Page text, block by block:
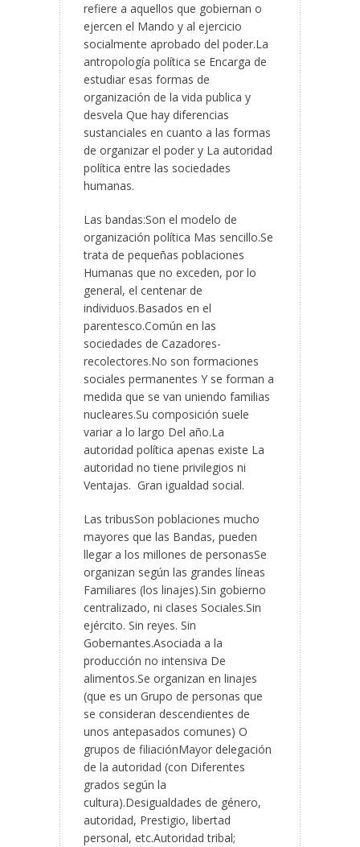
refiere a aquellos que gobiernan o
ejercen el Mando y al ejercicio
socialmente aprobado del poder.La
antropología política se Encarga de
estudiar esas formas de
organización de la vida publica y
desvela Que hay diferencias
sustanciales en cuanto a las formas
de organizar el poder y La autoridad
política entre las sociedades
humanas.
Las bandas:Son el modelo de
organización política Mas sencillo.Se
trata de pequeñas poblaciones
Humanas que no exceden, por lo
general, el centenar de
individuos.Basados en el
parentesco.Común en las
sociedades de Cazadores-
recolectores.No son formaciones
sociales permanentes Y se forman a
medida que se van uniendo familias
nucleares.Su composición suele
variar a lo largo Del año.La
autoridad política apenas existe La
autoridad no tiene privilegios ni
Ventajas. Gran igualdad social.
Las tribusSon poblaciones mucho
mayores que las Bandas, pueden
llegar a los millones de personasSe
organizan según las grandes líneas
Familiares (los linajes).Sin gobierno
centralizado, ni clases Sociales.Sin
ejército. Sin reyes. Sin
Gobernantes.Asociada a la
producción no intensiva De
alimentos.Se organizan en linajes
(que es un Grupo de personas que
se consideran descendientes de
unos antepasados comunes) O
grupos de filiaciónMayor delegación
de la autoridad (con Diferentes
grados según la
cultura).Desigualdades de género,
autoridad, Prestigio, libertad
personal, etc.Autoridad tribal;